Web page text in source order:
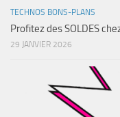
TECHNOS BONS-PLANS
Profitez des SOLDES
29 JANVIER 2026